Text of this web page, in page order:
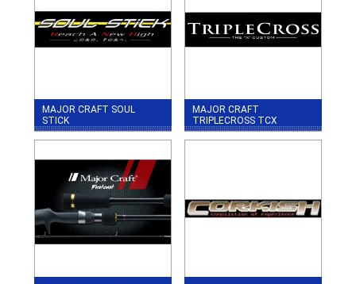
MAJOR CRAFT SOUL
STICK
MAJOR CRAFT
TRIPLECROSS TCX